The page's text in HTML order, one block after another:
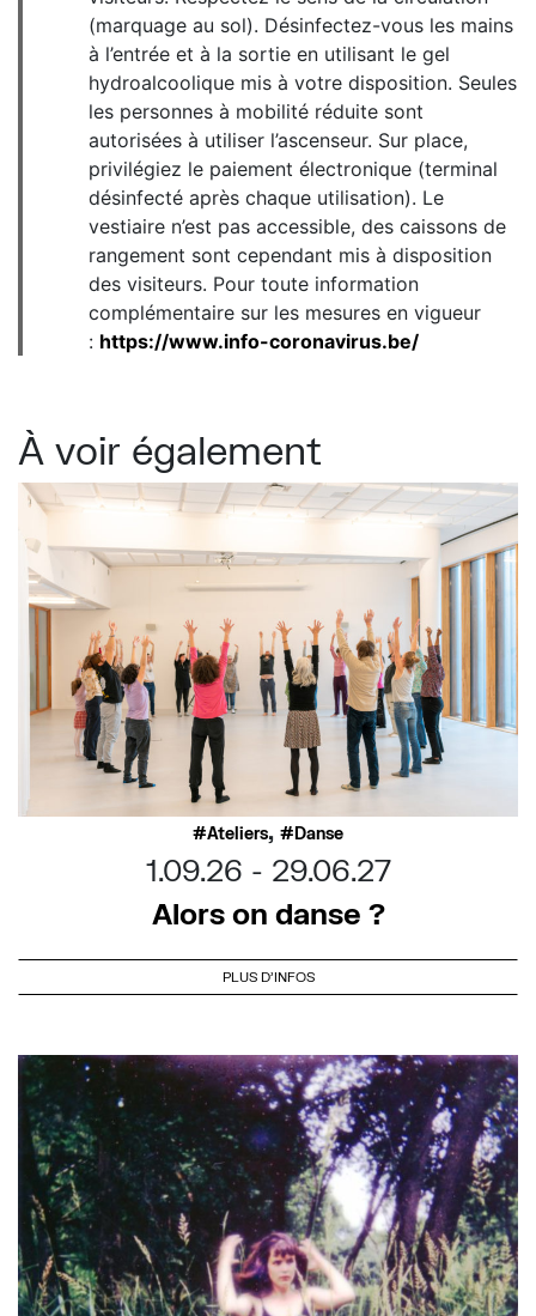
(marquage au sol). Désinfectez-vous les mains
à l’entrée et à la sortie en utilisant le gel
hydroalcoolique mis à votre disposition. Seules
les personnes à mobilité réduite sont
autorisées à utiliser l’ascenseur. Sur place,
privilégiez le paiement électronique (terminal
désinfecté après chaque utilisation). Le
vestiaire n’est pas accessible, des caissons de
rangement sont cependant mis à disposition
des visiteurs. Pour toute information
complémentaire sur les mesures en vigueur
: https://www.info-coronavirus.be/
À voir également
Ateliers, Danse
1.09.26
29.06.27
Alors on danse ?
PLUS D'INFOS